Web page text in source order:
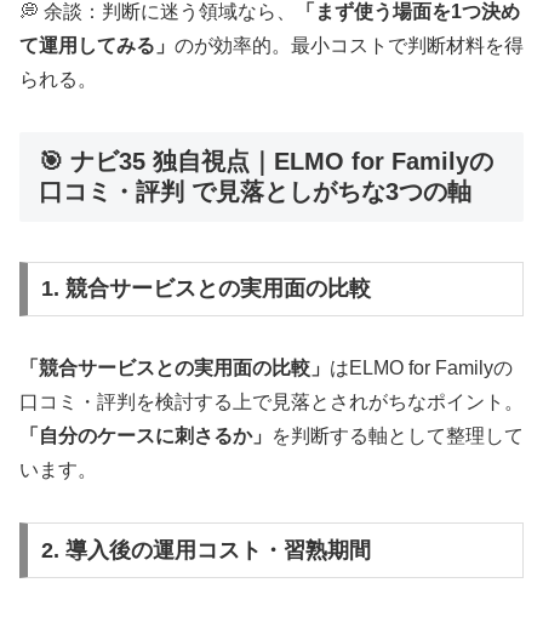
💭 余談：判断に迷う領域なら、
「まず使う場面を1つ決め
て運用してみる」 のが効率的。最小コストで判断材料を得
られる。
🎯 ナビ35 独自視点｜ELMO for Familyの
口コミ・評判 で見落としがちな3つの軸
1. 競合サービスとの実用面の比較
「競合サービスとの実用面の比較」 はELMO for Familyの
口コミ・評判を検討する上で見落とされがちなポイント。
「自分のケースに刺さるか」
を判断する軸として整理して
います。
2. 導入後の運用コスト・習熟期間